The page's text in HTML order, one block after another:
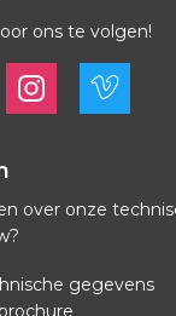
ons te volgen!
LinkedInBekijk ons op LinkedInBekijk ons op Vimeo
over onze
gegevens